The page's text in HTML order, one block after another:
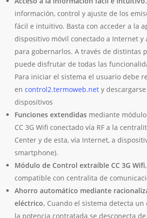
información, control y ajuste de los
fácil e intuitivo. Basta con acceder a la
dispositivo móvil conectado a Internet y
para gobernarlos. A través de distintas
puede disfrutar de todas las
Para iniciar el sistema el usuario debe
en control2.termoweb.net y
dispositivos
Funciones extendidas mediante
CC 3G Wifi conectado vía RF a la
Center y de esta, vía Internet, a
smartphone).
Módulo de Control extraíble CC 3G Wifi
compatible con centralita de
Ahorro automático mediante
eléctrico. Cuando el sistema detecta
la potencia contratada se desconecta